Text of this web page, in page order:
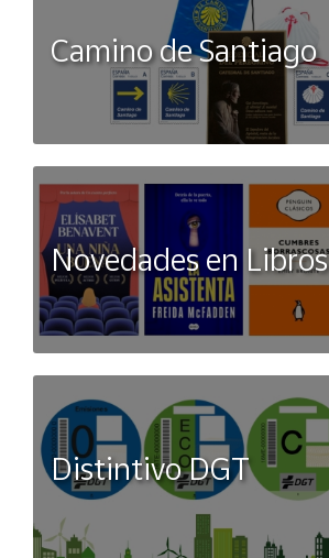
Camino de Santiago
Novedades en Libros
Distintivo DGT